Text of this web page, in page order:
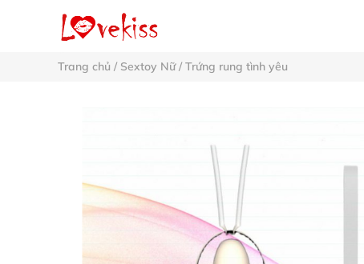
Trang chủ / Sextoy Nữ/ Trứng rung tình yêu